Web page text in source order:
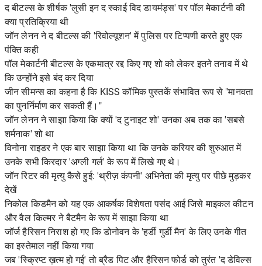
द बीटल्स के शीर्षक 'लुसी इन द स्काई विद डायमंड्स' पर पॉल मेकार्टनी की
क्या प्रतिक्रिया थी
जॉन लेनन ने द बीटल्स की 'रिवोल्यूशन' में पुलिस पर टिप्पणी करते हुए एक
पंक्ति कही
पॉल मेकार्टनी बीटल्स के एकमात्र रद्द किए गए शो को लेकर इतने तनाव में थे
कि उन्होंने इसे बंद कर दिया
जीन सीमन्स का कहना है कि KISS कॉमिक पुस्तकें संभावित रूप से "मानवता
का पुनर्निर्माण कर सकती हैं।"
जॉन लेनन ने साझा किया कि क्यों 'द टुनाइट शो' उनका अब तक का 'सबसे
शर्मनाक' शो था
विनोना राइडर ने एक बार साझा किया था कि उनके करियर की शुरुआत में
उनके सभी किरदार 'अग्ली गर्ल' के रूप में लिखे गए थे।
जॉन रिटर की मृत्यु कैसे हुई: 'थ्रीज़ कंपनी' अभिनेता की मृत्यु पर पीछे मुड़कर
देखें
निकोल किडमैन को यह एक आकर्षक विशेषता पसंद आई जिसे माइकल कीटन
और वैल किल्मर ने बैटमैन के रूप में साझा किया था
जॉर्ज हैरिसन निराश हो गए कि डोनोवन के 'हर्डी गुर्डी मैन' के लिए उनके गीत
का इस्तेमाल नहीं किया गया
जब 'स्क्रिप्ट ख़त्म हो गई' तो ब्रैड पिट और हैरिसन फोर्ड को तुरंत 'द डेविल्स